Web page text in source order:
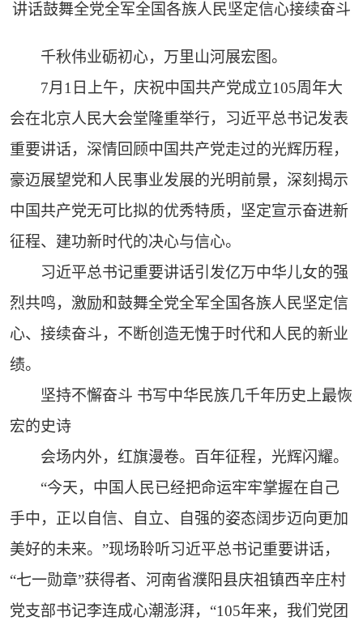
讲话鼓舞全党全军全国各族人民坚定信心接续奋斗
千秋伟业砺初心，万里山河展宏图。
7月1日上午，庆祝中国共产党成立105周年大
会在北京人民大会堂隆重举行，习近平总书记发表
重要讲话，深情回顾中国共产党走过的光辉历程，
豪迈展望党和人民事业发展的光明前景，深刻揭示
中国共产党无可比拟的优秀特质，坚定宣示奋进新
征程、建功新时代的决心与信心。
习近平总书记重要讲话引发亿万中华儿女的强
烈共鸣，激励和鼓舞全党全军全国各族人民坚定信
心、接续奋斗，不断创造无愧于时代和人民的新业
绩。
坚持不懈奋斗 书写中华民族几千年历史上最恢
宏的史诗
会场内外，红旗漫卷。百年征程，光辉闪耀。
“今天，中国人民已经把命运牢牢掌握在自己
手中，正以自信、自立、自强的姿态阔步迈向更加
美好的未来。”现场聆听习近平总书记重要讲话，
“七一勋章”获得者、河南省濮阳县庆祖镇西辛庄村
党支部书记李连成心潮澎湃，“105年来，我们党团